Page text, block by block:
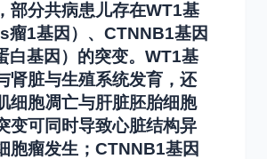
部分共病患儿存在WT1基
瘤1基因）、CTNNB1基因
白基因）的突变。WT1基
肾脏与生殖系统发育，还
细胞凋亡与肝脏胚胎细胞
变可同时导致心脏结构异
胞瘤发生；CTNNB1基因